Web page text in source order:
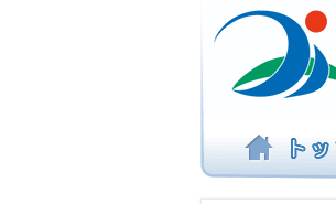
ビ
を